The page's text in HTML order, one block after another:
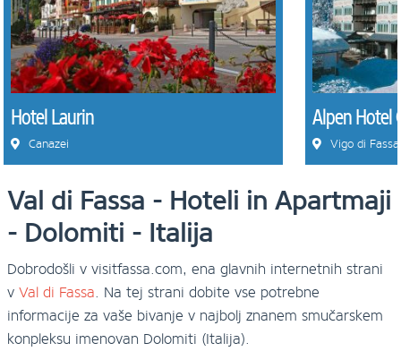
Hotel Laurin
Canazei
Alpen Hotel
Vigo di Fassa
Val di Fassa - Hoteli in Apartmaji
- Dolomiti - Italija
Dobrodošli v visitfassa.com, ena glavnih internetnih strani
v Val di Fassa. Na tej strani dobite vse potrebne
informacije za vaše bivanje v najbolj znanem smučarskem
konpleksu imenovan Dolomiti (Italija).